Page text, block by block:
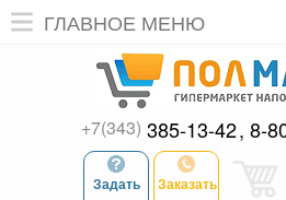
ГЛАВНОЕ МЕНЮ
+7(343) 385-13-42 8-
Задать
Заказать